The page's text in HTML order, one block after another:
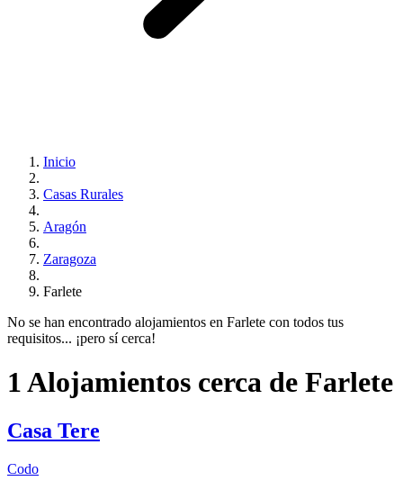
Inicio
Casas Rurales
Aragón
Zaragoza
Farlete
No se han encontrado alojamientos en Farlete con todos tus
requisitos... ¡pero sí cerca!
1 Alojamientos cerca de Farlete
Casa Tere
Codo